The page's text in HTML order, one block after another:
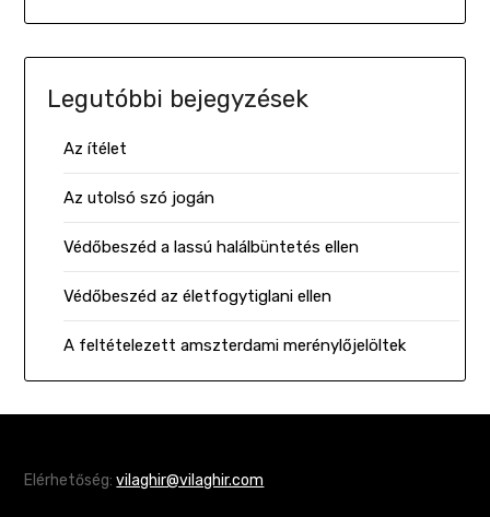
Legutóbbi bejegyzések
Az ítélet
Az utolsó szó jogán
Védőbeszéd a lassú halálbüntetés ellen
Védőbeszéd az életfogytiglani ellen
A feltételezett amszterdami merénylőjelöltek
Elérhetőség:vilaghir@vilaghir.com